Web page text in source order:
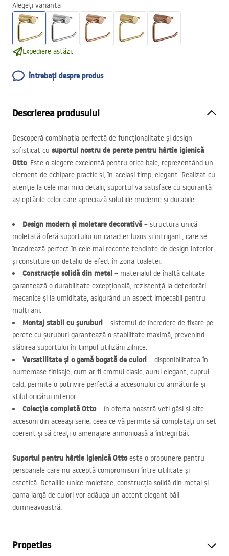
Alegeți varianta
Expediere astăzi.
Întrebați despre produs
Descrierea produsului
Descoperă combinația perfectă de funcționalitate și design
sofisticat cu suportul nostru de perete pentru hârtie igienică
Otto. Este o alegere excelentă pentru orice baie, reprezentând un
element de echipare practic și, în același timp, elegant. Realizat cu
atenție la cele mai mici detalii, suportul va satisface cu siguranță
așteptările celor care apreciază soluțiile moderne și durabile.
Design modern și moletare decorativă – structura unică
moletată oferă suportului un caracter luxos și intrigant, care se
încadrează perfect în cele mai recente tendințe de design interior
și constituie un detaliu de efect în zona toaletei.
Construcție solidă din metal – materialul de înaltă calitate
garantează o durabilitate excepțională, rezistență la deteriorări
mecanice și la umiditate, asigurând un aspect impecabil pentru
mulți ani.
Montaj stabil cu șuruburi – sistemul de încredere de fixare pe
perete cu șuruburi garantează o stabilitate maximă, prevenind
slăbirea suportului în timpul utilizării zilnice.
Versatilitate și o gamă bogată de culori – disponibilitatea în
numeroase finisaje, cum ar fi cromul clasic, aurul elegant, cuprul
cald, permite o potrivire perfectă a accesoriului cu armăturile și
stilul oricărui interior.
Colecția completă Otto– în oferta noastră veți găsi și alte
accesorii din aceeași serie, ceea ce vă permite să completați un set
coerent și să creați o amenajare armonioasă a întregii băi.
Suportul pentru hârtie igienică Ottoeste o propunere pentru
persoanele care nu acceptă compromisuri între utilitate și
estetică. Detaliile unice moletate, construcția solidă din metal și
gama largă de culori vor adăuga un accent elegant băii
dumneavoastră.
Propeties